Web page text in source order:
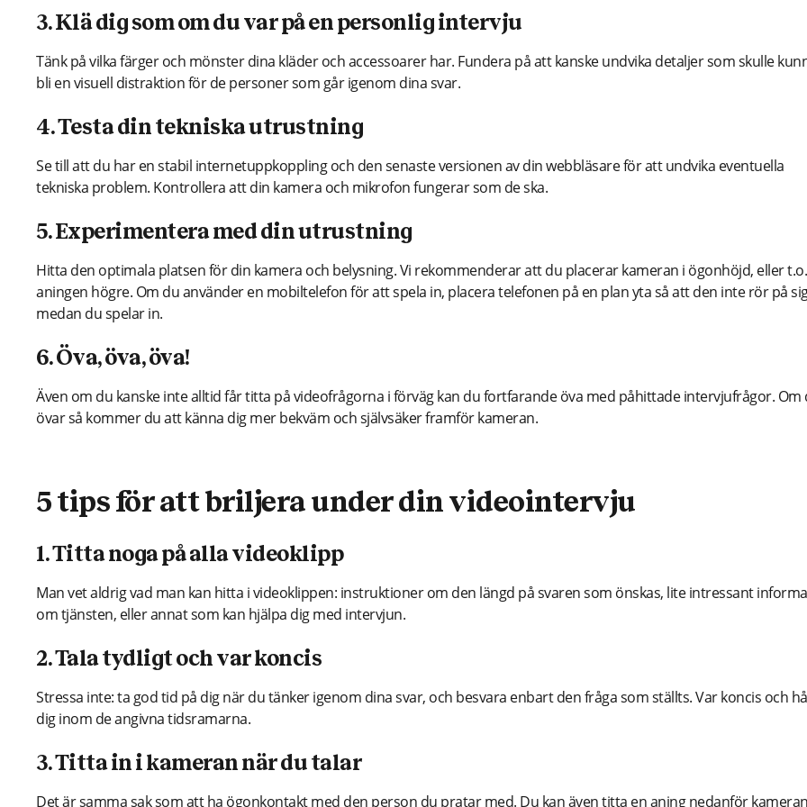
3. Klä dig som om du var på en personlig intervju
Tänk på vilka färger och mönster dina kläder och accessoarer har. Fundera på att kanske undvika detaljer som skulle
bli en visuell distraktion för de personer som går igenom dina svar.
4. Testa din tekniska utrustning
Se till att du har en stabil internetuppkoppling och den senaste versionen av din webbläsare för att undvika eventuella
tekniska problem. Kontrollera att din kamera och mikrofon fungerar som de ska.
5. Experimentera med din utrustning
Hitta den optimala platsen för din kamera och belysning. Vi rekommenderar att du placerar kameran i ögonhöjd, eller
aningen högre. Om du använder en mobiltelefon för att spela in, placera telefonen på en plan yta så att den inte rör på
medan du spelar in.
6. Öva, öva, öva!
Även om du kanske inte alltid får titta på videofrågorna i förväg kan du fortfarande öva med påhittade intervjufrågor. Om
övar så kommer du att känna dig mer bekväm och självsäker framför kameran.
5 tips för att briljera under din videointervju
1. Titta noga på alla videoklipp
Man vet aldrig vad man kan hitta i videoklippen: instruktioner om den längd på svaren som önskas, lite intressant
om tjänsten, eller annat som kan hjälpa dig med intervjun.
2. Tala tydligt och var koncis
Stressa inte: ta god tid på dig när du tänker igenom dina svar, och besvara enbart den fråga som ställts. Var koncis och
dig inom de angivna tidsramarna.
3. Titta in i kameran när du talar
Det är samma sak som att ha ögonkontakt med den person du pratar med. Du kan även titta en aning nedanför